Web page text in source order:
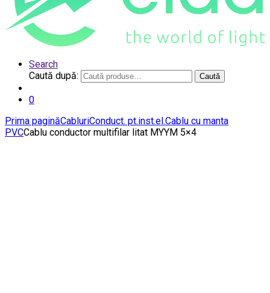
Search
Caută după:
Caută
0
Prima paginăCabluriConduct. pt.inst.el.Cablu cu manta
PVCCablu conductor multifilar litat MYYM 5×4